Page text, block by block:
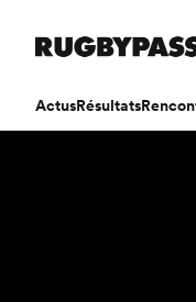
ActusRésultats